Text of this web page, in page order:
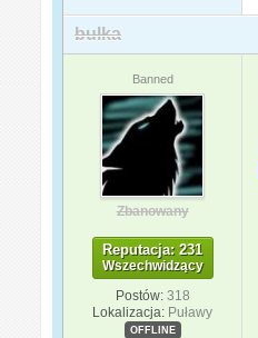
bulka
Banned
Zbanowany
Reputacja: 231
Wszechwidzący
Postów: 318
Lokalizacja: Puławy
OFFLINE